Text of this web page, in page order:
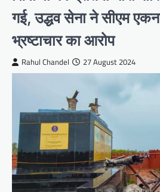
गई, उद्धव सेना ने सीएम
भ्रष्टाचार का आरोप
Rahul Chandel 27 August 2024